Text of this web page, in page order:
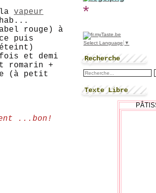
vapeur
rouge) à
puis
et demi
romarin +
(à petit
...bon!
*
Select Language ▼
Recherche
Texte Libre